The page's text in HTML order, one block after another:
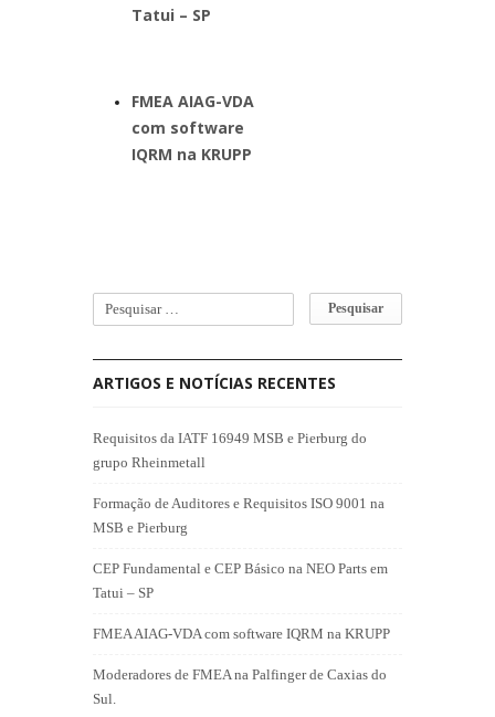
Tatui – SP
FMEA AIAG-VDA
com software
IQRM na KRUPP
ARTIGOS E NOTÍCIAS RECENTES
Requisitos da IATF 16949 MSB e Pierburg do
grupo Rheinmetall
Formação de Auditores e Requisitos ISO 9001 na
MSB e Pierburg
CEP Fundamental e CEP Básico na NEO Parts em
Tatui – SP
FMEA AIAG-VDA com software IQRM na KRUPP
Moderadores de FMEA na Palfinger de Caxias do
Sul.